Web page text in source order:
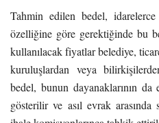
Tahmin edilen bedel,
özelliğine göre gerektiğinde bu
kullanılacak fiyatlar belediye,
kuruluşlardan veya
bedel, bunun dayanaklarının
gösterilir ve asıl evrak